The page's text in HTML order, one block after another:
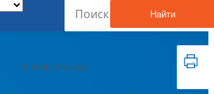
Найти
О ФНС России